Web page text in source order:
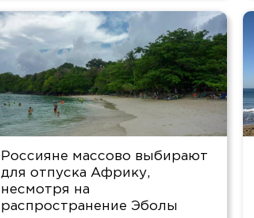
Россияне массово выбирают
для отпуска Африку,
несмотря на
распространение Эболы